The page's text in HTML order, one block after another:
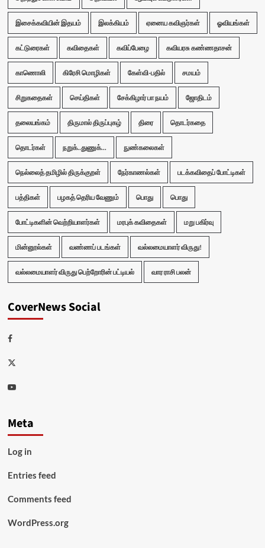
இசைக்கவியின் இதயம் இலக்கியம் ஏனைய கவிஞர்கள் ஓவியங்கள்
கட்டுரைகள் கவிதைகள் கவிப்பேழை கவியரசு கண்ணதாசன்
காணொலி கிரேசி மொழிகள் கேள்வி-பதில் சமயம்
சிறுகதைகள் செய்திகள் சேக்கிழார் பா நயம் ஜோதிடம்
தலையங்கம் திருமால் திருப்புகழ் திரை தொடர்கதை
தொடர்கள் நறுக்..துணுக்... நுண்கலைகள்
நெல்லைத் தமிழில் திருக்குறள் நேர்காணல்கள் படக்கவிதைப் போட்டிகள்
பத்திகள் பழகத் தெரிய வேணும் பொது பொது
போட்டிகளின் வெற்றியாளர்கள் மரபுக் கவிதைகள் மறு பகிர்வு
மின்னூல்கள் வண்ணப் படங்கள் வல்லமையாளர் விருது!
வல்லமையாளர் விருது பெற்றோரின் பட்டியல் வார ராசி பலன்
CoverNews Social
Facebook
Twitter
Youtube
Meta
Log in
Entries feed
Comments feed
WordPress.org